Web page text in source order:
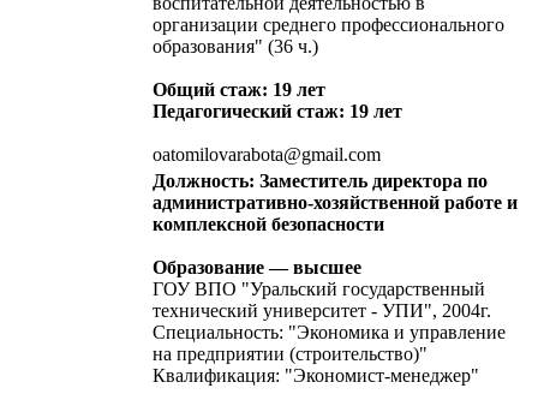
организации среднего профессионального
образования" (36 ч.)
Общий стаж: 19 лет
Педагогический стаж: 19 лет
oatomilovarabota@gmail.com
Должность: Заместитель директора по
административно-хозяйственной работе и
комплексной безопасности
Образование — высшее
ГОУ ВПО "Уральский государственный
технический университет - УПИ", 2004г.
Специальность: "Экономика и управление
на предприятии (строительство)"
Квалификация: "Экономист-менеджер"